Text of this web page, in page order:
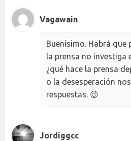
Vagawain
Buenísimo. Habrá que
la prensa no investiga
¿qué hace la prensa
o la desesperación
respuestas. 😉
Jordiggcc